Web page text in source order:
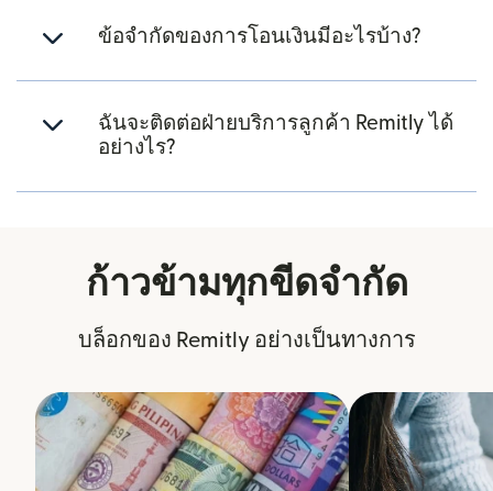
ข้อจำกัดของการโอนเงินมีอะไรบ้าง?
ฉันจะติดต่อฝ่ายบริการลูกค้า Remitly ได้
อย่างไร?
ก้าวข้ามทุกขีดจำกัด
บล็อกของ Remitly อย่างเป็นทางการ